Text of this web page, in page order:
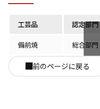
工芸品 認定部門
備前焼 総合部門
前のページに戻る